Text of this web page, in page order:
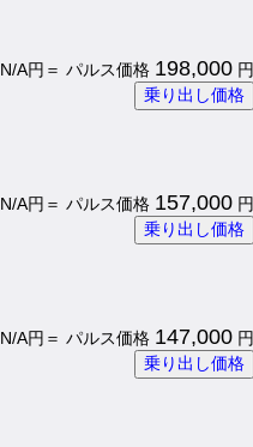
A円＝ パルス価格 198,000 円
乗り出し価格
A円＝ パルス価格 157,000 円
乗り出し価格
A円＝ パルス価格 147,000 円
乗り出し価格